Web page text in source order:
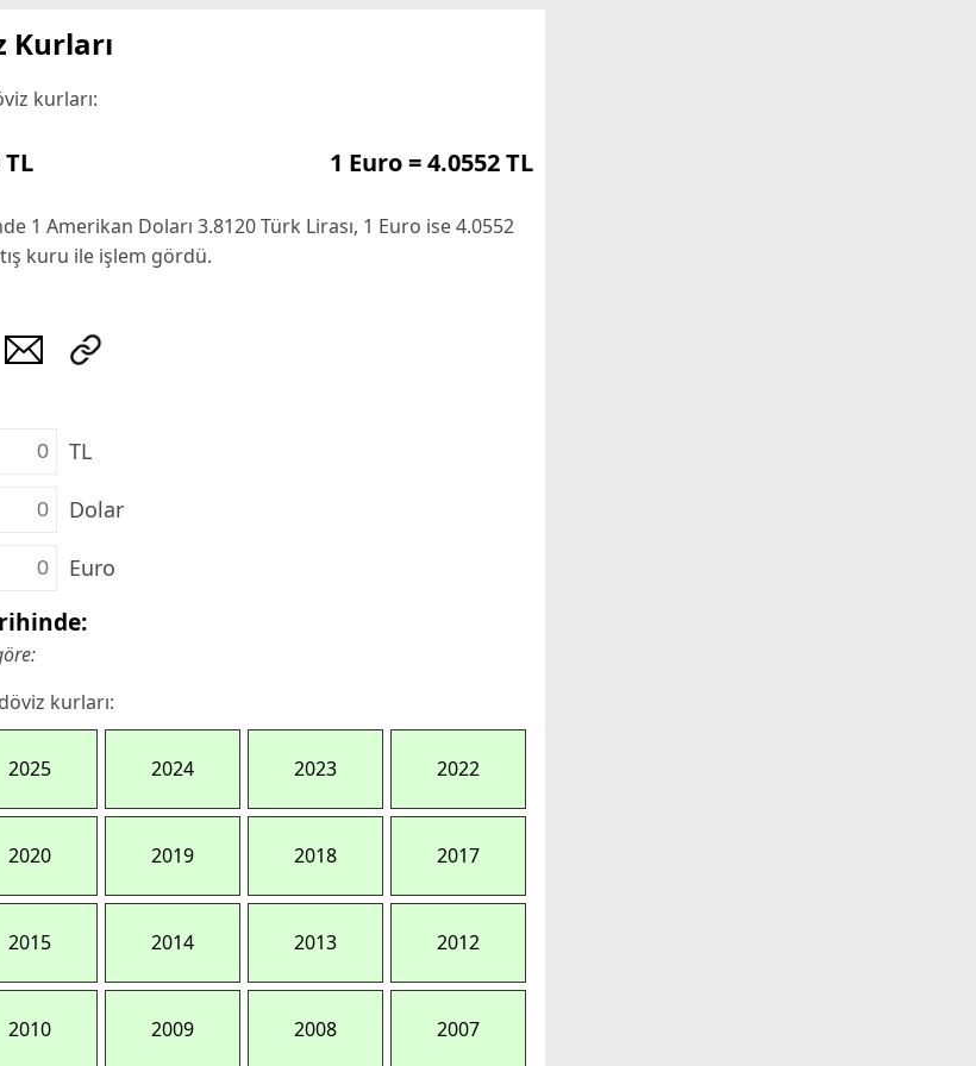
Kurları
kurları:
1 Euro = 4.0552 TL
1 Amerikan Doları 3.8120 Türk Lirası, 1 Euro ise 4.0552
kuru ile işlem gördü.
TL
Dolar
Euro
kurları:
2025 2024 2023 2022
2020 2019 2018 2017
2015 2014 2013 2012
2010 2009 2008 2007